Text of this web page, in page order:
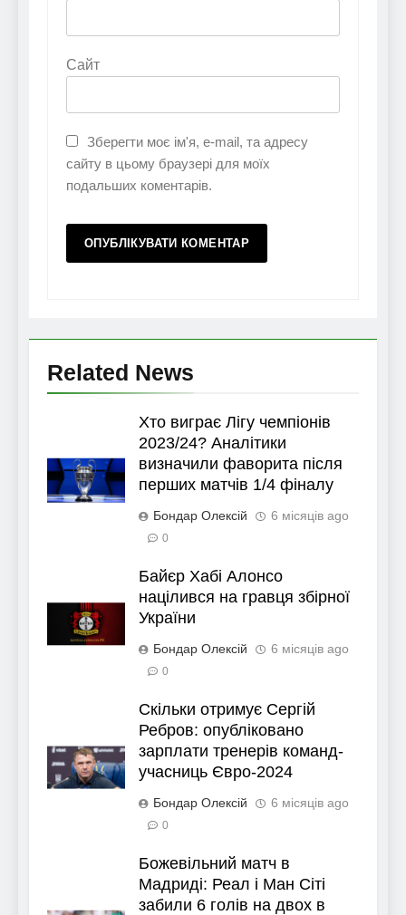
Сайт
Зберегти моє ім'я, e-mail, та адресу
сайту в цьому браузері для моїх
подальших коментарів.
Related News
Хто виграє Лігу чемпіонів
2023/24? Аналітики
визначили фаворита після
перших матчів 1/4 фіналу
Бондар Олексій 6 місяців ago
0
Байєр Хабі Алонсо
націлився на гравця збірної
України
Бондар Олексій 6 місяців ago
0
Скільки отримує Сергій
Ребров: опубліковано
зарплати тренерів команд-
учасниць Євро-2024
Бондар Олексій 6 місяців ago
0
Божевільний матч в
Мадриді: Реал і Ман Сіті
забили 6 голів на двох в